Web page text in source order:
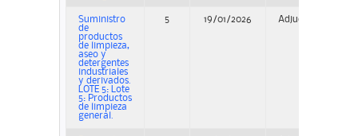
Suministro
de
productos
de limpieza,
aseo y
detergentes
industriales
y derivados.
LOTE 5: Lote
5: Productos
de limpieza
general.
5 19/01/2026 Adjudicación